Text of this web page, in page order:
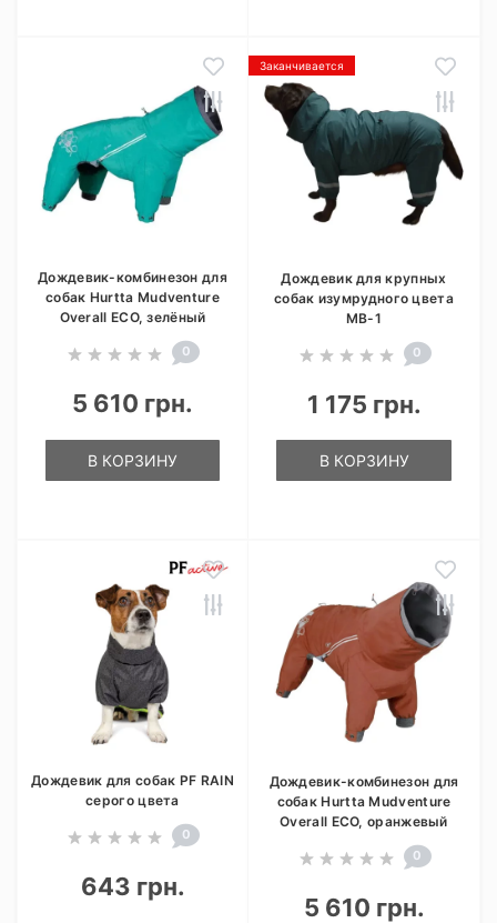
Дождевик-комбинезон для
собак Hurtta Mudventure
Overall ECO, зелёный
0
5 610 грн.
В КОРЗИНУ
Заканчивается
Дождевик для крупных
собак изумрудного цвета
MB-1
0
1 175 грн.
В КОРЗИНУ
Дождевик для собак PF RAIN
серого цвета
0
643 грн.
Дождевик-комбинезон для
собак Hurtta Mudventure
Overall ECO, оранжевый
0
5 610 грн.